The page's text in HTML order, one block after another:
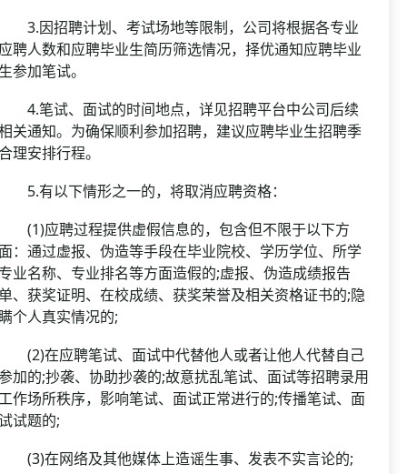
因招聘计划、考试场地等限制，公司将根据各专业
聘人数和应聘毕业生简历筛选情况，择优通知应聘毕业
参加笔试。
笔试、面试的时间地点，详见招聘平台中公司后续
关通知。为确保顺利参加招聘，建议应聘毕业生招聘季
理安排行程。
有以下情形之一的，将取消应聘资格：
应聘过程提供虚假信息的，包含但不限于以下方
：通过虚报、伪造等手段在毕业院校、学历学位、所学
业名称、专业排名等方面造假的;虚报、伪造成绩报告
、获奖证明、在校成绩、获奖荣誉及相关资格证书的;隐
个人真实情况的;
在应聘笔试、面试中代替他人或者让他人代替自己
加的;抄袭、协助抄袭的;故意扰乱笔试、面试等招聘录用
作场所秩序，影响笔试、面试正常进行的;传播笔试、面
试题的;
在网络及其他媒体上造谣生事、发表不实言论的;